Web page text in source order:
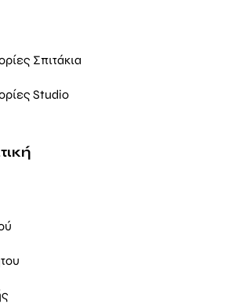
Σπιτάκια
Studio